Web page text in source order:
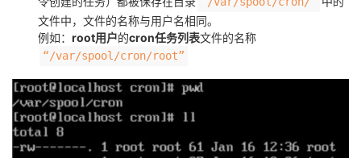
文件中，文件的名称与用户名相同。
例如： root用户的cron任务列表文件的名称
“/var/spool/cron/root”